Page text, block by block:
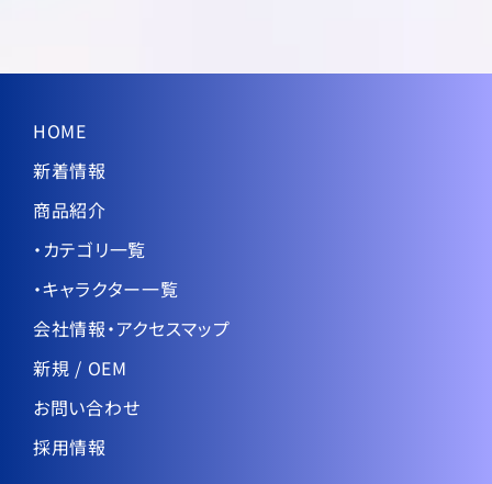
HOME
新着情報
商品紹介
・カテゴリ一覧
・キャラクター一覧
会社情報・アクセスマップ
新規 / OEM
お問い合わせ
採用情報